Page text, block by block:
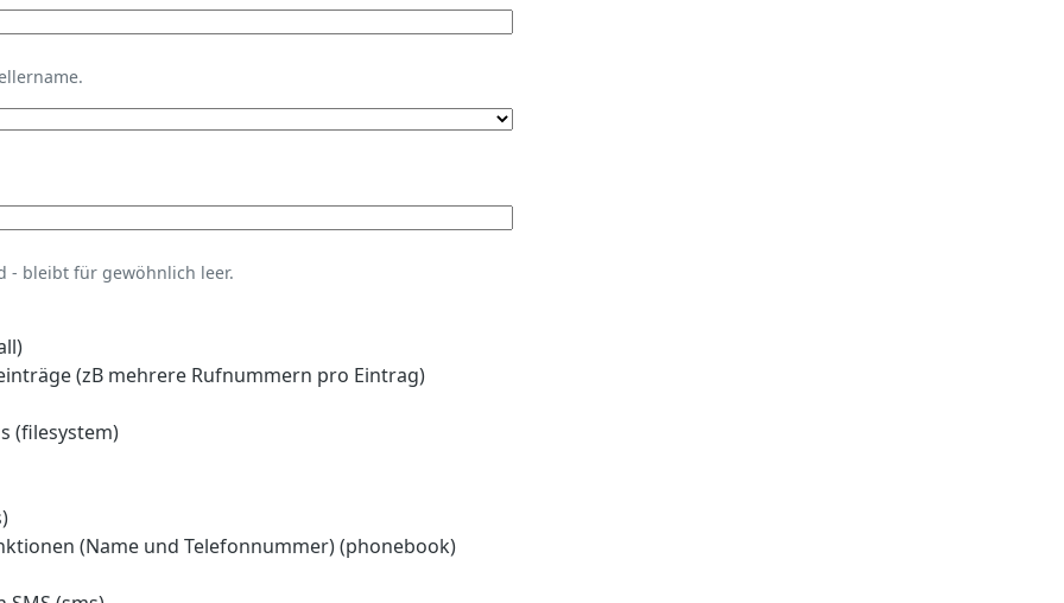
- bleibt für gewöhnlich leer.
(zB mehrere Rufnummern pro Eintrag)
(filesystem)
(Name und Telefonnummer) (phonebook)